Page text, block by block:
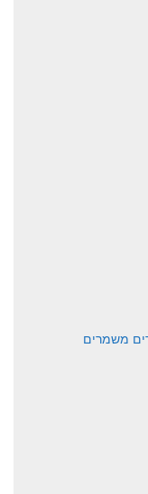
משמרים